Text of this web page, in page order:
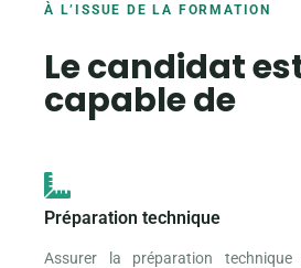
À L’ISSUE DE LA FORMATION
Le candidat
capable de
Préparation technique
Assurer la préparation